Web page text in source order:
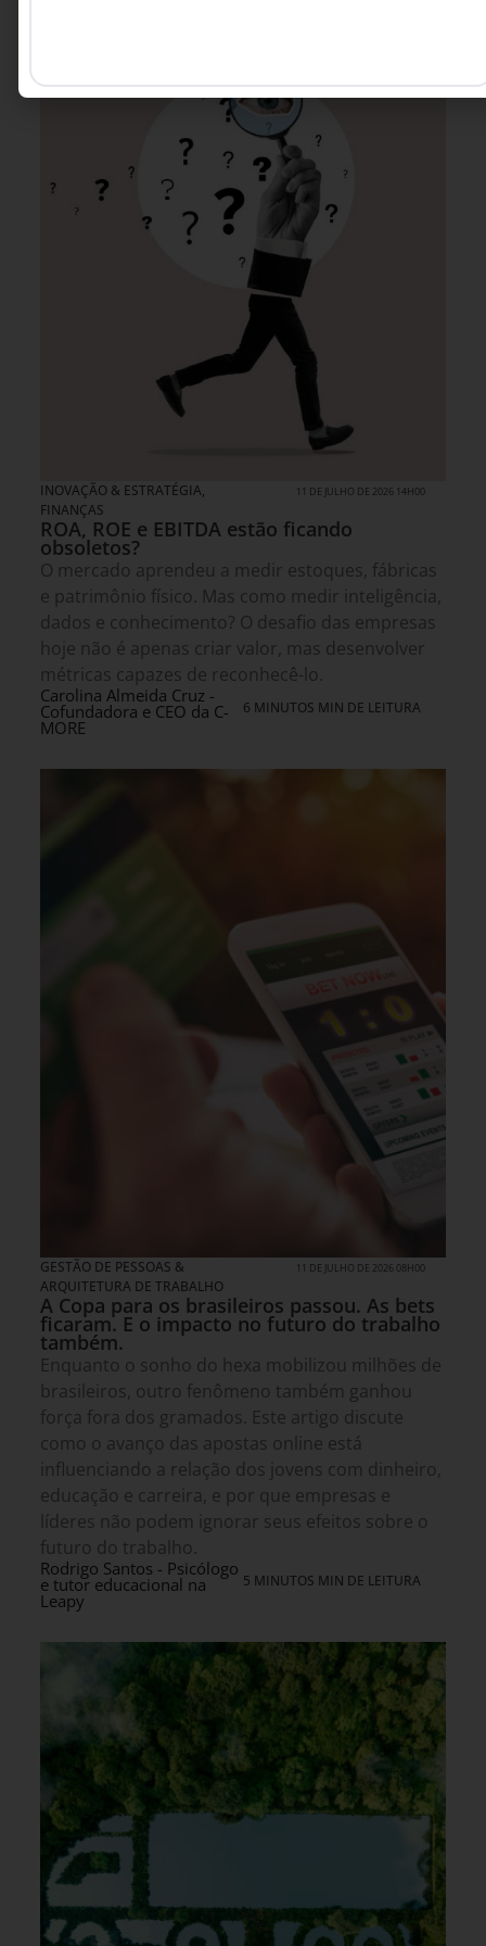
INOVAÇÃO & ESTRATÉGIA,
FINANÇAS
11 DE JULHO DE 2026 14H00
ROA, ROE e EBITDA estão ficando
obsoletos?
O mercado aprendeu a medir estoques, fábricas
e patrimônio físico. Mas como medir inteligência,
dados e conhecimento? O desafio das empresas
hoje não é apenas criar valor, mas desenvolver
métricas capazes de reconhecê-lo.
Carolina Almeida Cruz -
Cofundadora e CEO da C-
MORE
6 MINUTOS MIN DE LEITURA
GESTÃO DE PESSOAS &
ARQUITETURA DE TRABALHO
11 DE JULHO DE 2026 08H00
A Copa para os brasileiros passou. As bets
ficaram. E o impacto no futuro do trabalho
também.
Enquanto o sonho do hexa mobilizou milhões de
brasileiros, outro fenômeno também ganhou
força fora dos gramados. Este artigo discute
como o avanço das apostas online está
influenciando a relação dos jovens com dinheiro,
educação e carreira, e por que empresas e
líderes não podem ignorar seus efeitos sobre o
futuro do trabalho.
Rodrigo Santos - Psicólogo
e tutor educacional na
Leapy
5 MINUTOS MIN DE LEITURA